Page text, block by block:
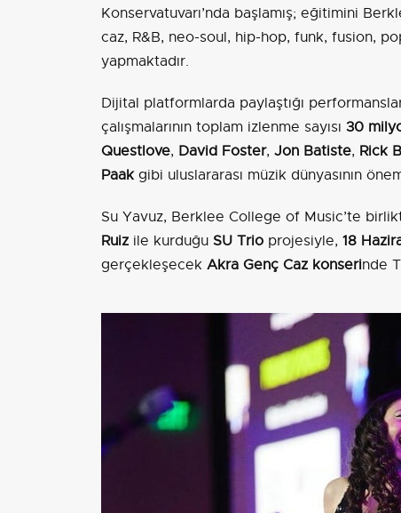
Konservatuvarı’nda başlamış; eğitimini
caz, R&B, neo-soul, hip-hop, funk, fusion,
yapmaktadır.
Dijital platformlarda paylaştığı
çalışmalarının toplam izlenme sayısı 30
Questlove, David Foster, Jon Batiste, Rick
Paakgibi uluslararası müzik dünyasının
Su Yavuz, Berklee College of Music’te
Ruiz ile kurduğu SU Trio projesiyle, 18
gerçekleşecek Akra Genç Caz konserinde